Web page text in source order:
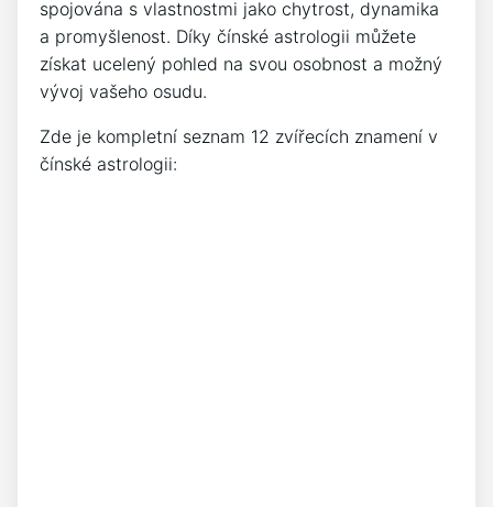
spojována s vlastnostmi jako chytrost, dynamika
a promyšlenost. Díky čínské astrologii můžete
získat ucelený pohled na svou osobnost a možný
vývoj vašeho osudu.
Zde je kompletní seznam 12 zvířecích znamení v
čínské astrologii: